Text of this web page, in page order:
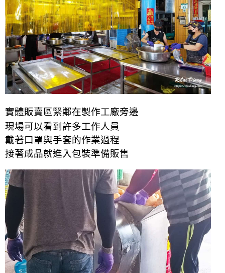
實體販賣區緊鄰在製作工廠旁邊
現場可以看到許多工作人員
戴著口罩與手套的作業過程
接著成品就進入包裝準備販售